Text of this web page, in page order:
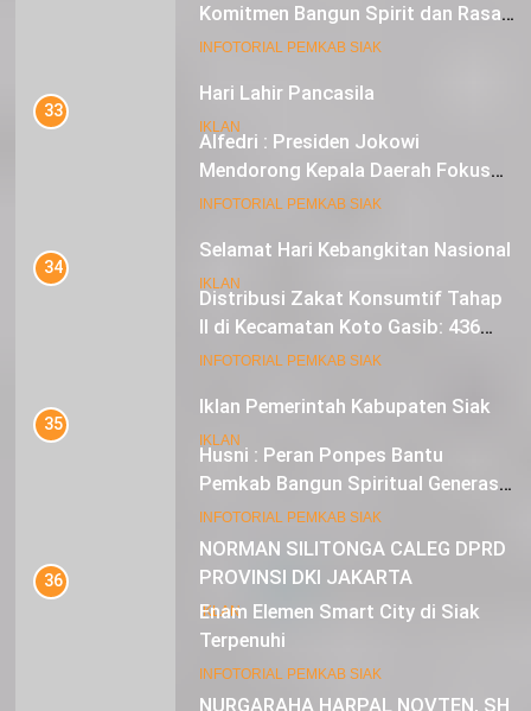
Hari Lahir Pancasila
IKLAN
Selamat Hari Kebangkitan Nasional
IKLAN
Iklan Pemerintah Kabupaten Siak
IKLAN
NORMAN SILITONGA CALEG DPRD
PROVINSI DKI JAKARTA
IKLAN
NURGARAHA HARPAL NOVTEN, SH
Komitmen Bangun Spirit dan Rasa
Nasionalisme
INFOTORIAL PEMKAB SIAK
33
Alfedri : Presiden Jokowi
Mendorong Kepala Daerah Fokus
pada Inflasi dan Pilkada Serentak
INFOTORIAL PEMKAB SIAK
34
Distribusi Zakat Konsumtif Tahap
II di Kecamatan Koto Gasib: 436
Mustahik Terima Bantuan
INFOTORIAL PEMKAB SIAK
35
Husni : Peran Ponpes Bantu
Pemkab Bangun Spiritual Generasi
Muda
INFOTORIAL PEMKAB SIAK
36
Enam Elemen Smart City di Siak
Terpenuhi
INFOTORIAL PEMKAB SIAK